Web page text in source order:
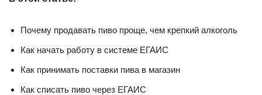
Почему продавать пиво проще, чем крепкий алкоголь
Как начать работу в системе ЕГАИС
Как принимать поставки пива в магазин
Как списать пиво через ЕГАИС